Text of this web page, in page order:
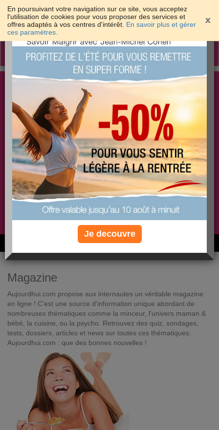
En poursuivant votre navigation sur ce site, vous acceptez
l'utilisation de cookies pour vous proposer des services et
offres adaptés à vos centres d'intérêt. En savoir plus et gérer
ces paramètres.
Toggle
Les meilleures solutions pour maigrir et être bien
dans sa peau
PLUS
EFFICACE
PLUS
SANTÉ
PLUS
COACHING
Non, je préfère le régime gratuit
6M de personnes ont maigri et réappris à manger avec nous
Magazine
Aujourdhui.com propose aux internautes un véritable magazine
en ligne ! C'est une source d'information unique abordant de
nombreuses thématiques comme la minceur, l'univers maman &
bébé, la cuisine, ou la psycho. Retrouvez des quiz, sondages,
tests, dossiers, articles et news sur toutes ces thématiques.
Aujourdhui.com : que des bonnes nouvelles !
×
Je decouvre